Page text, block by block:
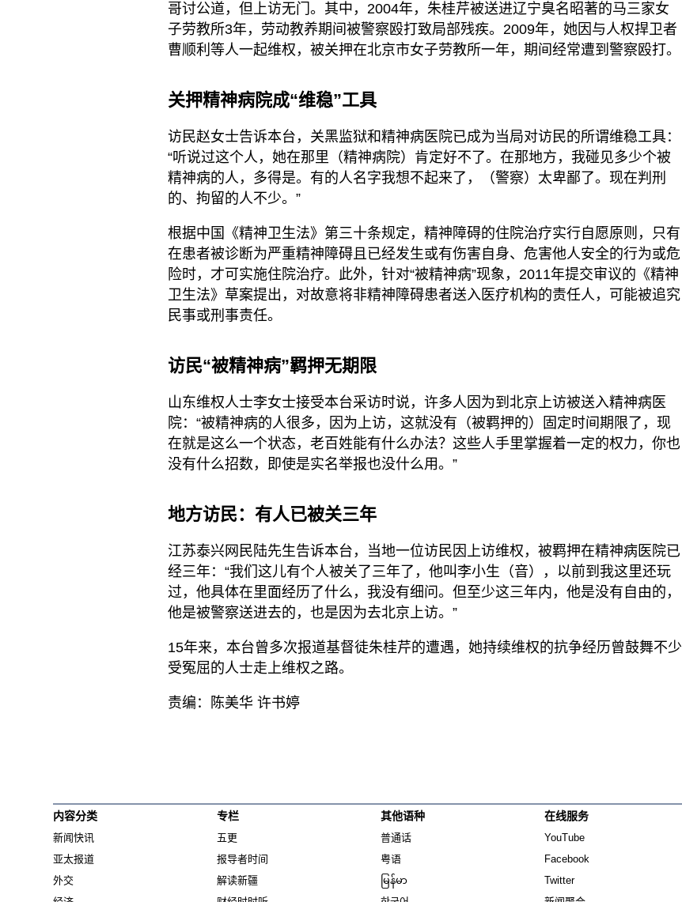
哥讨公道，但上访无门。其中，2004年，朱桂芹被送进辽宁臭名昭著的马三家女
子劳教所3年，劳动教养期间被警察殴打致局部残疾。2009年，她因与人权捍卫者
曹顺利等人一起维权，被关押在北京市女子劳教所一年，期间经常遭到警察殴打。
关押精神病院成“维稳”工具
访民赵女士告诉本台，关黑监狱和精神病医院已成为当局对访民的所谓维稳工具：
“听说过这个人，她在那里（精神病院）肯定好不了。在那地方，我碰见多少个被
精神病的人，多得是。有的人名字我想不起来了，（警察）太卑鄙了。现在判刑
的、拘留的人不少。”
根据中国《精神卫生法》第三十条规定，精神障碍的住院治疗实行自愿原则，只有
在患者被诊断为严重精神障碍且已经发生或有伤害自身、危害他人安全的行为或危
险时，才可实施住院治疗。此外，针对“被精神病”现象，2011年提交审议的《精神
卫生法》草案提出，对故意将非精神障碍患者送入医疗机构的责任人，可能被追究
民事或刑事责任。
访民“被精神病”羁押无期限
山东维权人士李女士接受本台采访时说，许多人因为到北京上访被送入精神病医
院：“被精神病的人很多，因为上访，这就没有（被羁押的）固定时间期限了，现
在就是这么一个状态，老百姓能有什么办法？这些人手里掌握着一定的权力，你也
没有什么招数，即使是实名举报也没什么用。”
地方访民：有人已被关三年
江苏泰兴网民陆先生告诉本台，当地一位访民因上访维权，被羁押在精神病医院已
经三年：“我们这儿有个人被关了三年了，他叫李小生（音），以前到我这里还玩
过，他具体在里面经历了什么，我没有细问。但至少这三年内，他是没有自由的，
他是被警察送进去的，也是因为去北京上访。”
15年来，本台曾多次报道基督徒朱桂芹的遭遇，她持续维权的抗争经历曾鼓舞不少
受冤屈的人士走上维权之路。
责编：陈美华 许书婷
内容分类
新闻快讯
亚太报道
外交
专栏
五更
报导者时间
解读新疆
其他语种
普通话
粤语
မြန်မာ
在线服务
YouTube
Facebook
Twitter